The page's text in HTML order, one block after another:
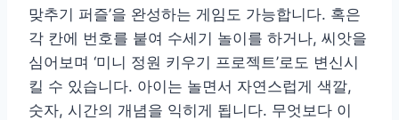
맞추기 퍼즐’을 완성하는 게임도 가능합니다. 혹은
각 칸에 번호를 붙여 수세기 놀이를 하거나, 씨앗을
심어보며 ‘미니 정원 키우기 프로젝트’로도 변신시
킬 수 있습니다. 아이는 놀면서 자연스럽게 색깔,
숫자, 시간의 개념을 익히게 됩니다. 무엇보다 이